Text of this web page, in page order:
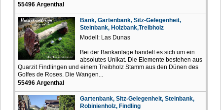
55496 Argenthal
Bank, Gartenbank, Sitz-Gelegenheit,
Steinbank, Holzbank,Treibholz
Modell: Las Dunas
Bei der Bankanlage handelt es sich um ein
absolutes Unikat. Die Elemente bestehen aus
Quarzit Findlingen und einem Treibholz Stamm aus den Dünen des
Golfes de Roses. Die Wangen...
55496 Argenthal
Gartenbank, Sitz-Gelegenheit, Steinbank,
Robinienholz, Findling